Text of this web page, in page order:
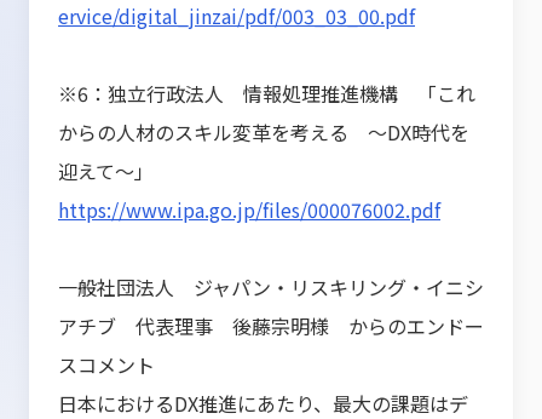
ervice/digital_jinzai/pdf/003_03_00.pdf
※6：独立行政法人 情報処理推進機構 「これ
からの人材のスキル変革を考える ～DX時代を
迎えて～」
https://www.ipa.go.jp/files/000076002.pdf
一般社団法人 ジャパン・リスキリング・イニシ
アチブ 代表理事 後藤宗明様 からのエンドー
スコメント
日本におけるDX推進にあたり、最大の課題はデ